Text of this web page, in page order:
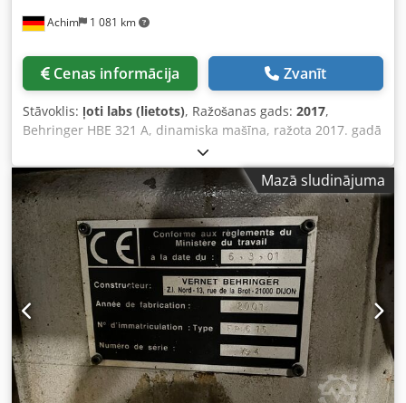
Achim 1 081 km
Cenas informācija Zvanīt
Stāvoklis: ļoti labs (lietots), Ražošanas gads: 2017,
Behringer HBE 321 A, dinamiska mašīna, ražota 2017. gadā
– mazlietota, sīkāka informācija tiks sniegta vēlāk. Mašīna
ir pieejama. – Attēlos redzams mašīnas sākotnējais
stāvoklis. Dkedpozrgn Nefx Aprsr
Mazā sludinājuma